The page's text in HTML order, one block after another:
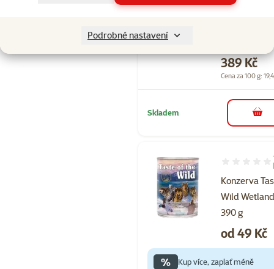
Podrobné nastavení
Southwest
Cena
389 Kč
Cena za 100 g:
Skladem do
Konzerva
Wild
390 g
Hodnocení
Cena
od 49 Kč
% Kup více, zaplať méně